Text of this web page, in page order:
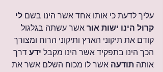
עליך לדעת כי אותו אחד אשר הינו בשם לי
קרול הינו ישות אור אשר עשתה בגלגול
קודם את תיקוני הארץ ותיקוני הרוח ומצורך
הכך הינו בתפקיד אשר הינו מקבל ידע דרך
אותה תודעה אשר לו מכוח השלם אשר את